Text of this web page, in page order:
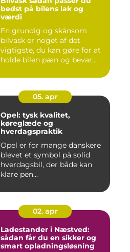
bedst på bilens lak og
værdi
En grundig og skånsom
bilvask er noget af det
vigtigste, du kan gøre for at
holde bilen pæn og bevar...
05. apr
Opel: tysk kvalitet,
køreglæde og
hverdagspraktik
Opel er for mange danskere
blevet et symbol på solid
hverdagsbil, der både kan
klare pen...
02. apr
Ladestander i Næstved:
sådan får du en sikker og
smart opladningsløsning